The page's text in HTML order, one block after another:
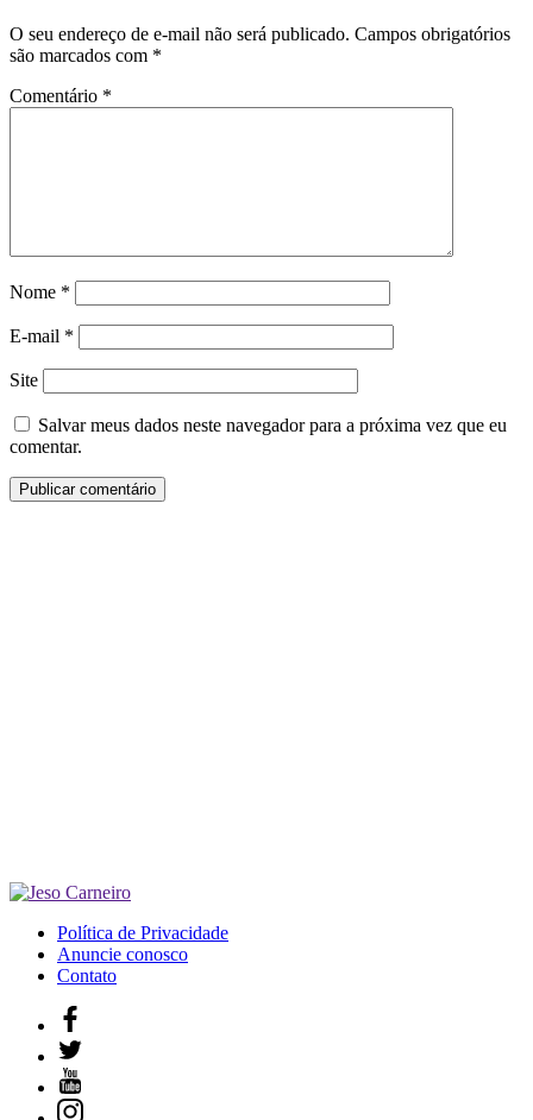
O seu endereço de e-mail não será publicado. Campos obrigatórios
são marcados com *
Comentário *
Nome *
E-mail *
Site
Salvar meus dados neste navegador para a próxima vez que eu
comentar.
Política de Privacidade
Anuncie conosco
Contato